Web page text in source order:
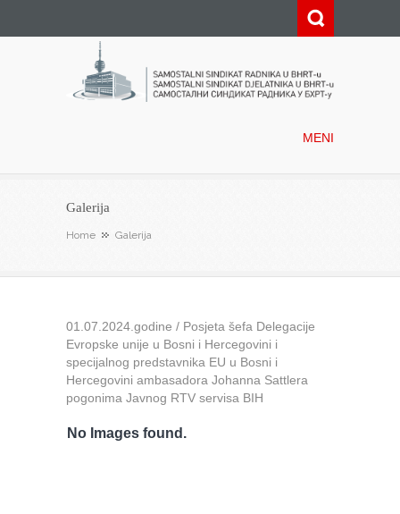
MENI
Galerija
Home Galerija
01.07.2024.godine / Posjeta šefa Delegacije
Evropske unije u Bosni i Hercegovini i
specijalnog predstavnika EU u Bosni i
Hercegovini ambasadora Johanna Sattlera
pogonima Javnog RTV servisa BIH
No Images found.